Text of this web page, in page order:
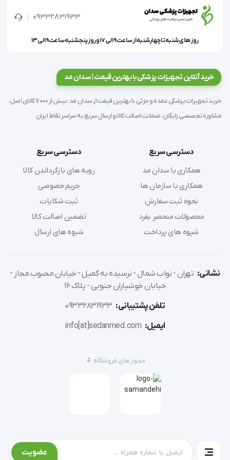
شده است.
09332831933
روز های شنبه تا چهارشنبه از ساعت 9 الی 17 و روز پنجشنبه ساعت 9 الی 13
خرید آنلاین تجهیزات پزشکی با بهترین قیمت | سدان مد
خرید تجهیزات پزشکی عمده و جزئی با بهترین قیمت از سدان مد؛ بیش از 7000 کالای اصل،
مشاوره تخصصی رایگان، ضمانت اصالت کالا و ارسال سریع به سراسر نقاط ایران
دسترسی سریع
همکاری با سدان مد
همکاری با سازمان ها
نحوه ثبت سفارش
محصولات منحصر بفرد
شیوه های پرداخت
دسترسی سریع
رویه های بازگرداندن کالا
حریم خصوصی
ثبت شکایات
تضمین اصالت کالا
شیوه های ارسال
نشانی: تهران - نواب شمال - نرسیده به کمیل - خیابان محبوب مجاز -
خیابان خوشیاران جنوبی - پلاک 16
تلفن پشتیبانی: 09332831933
ایمیل: info[at]sedanmed.com
مجوز های فروشگاه
عضویت